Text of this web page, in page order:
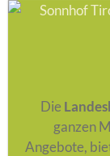
Die
ganzen
Angebote,